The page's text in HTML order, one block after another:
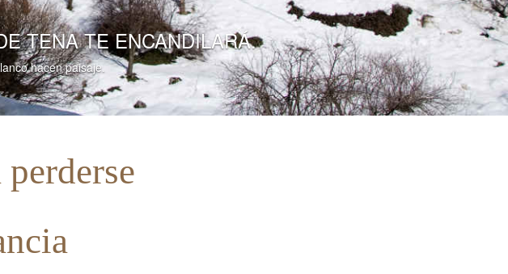
RURAL
para sentirse como en casa.